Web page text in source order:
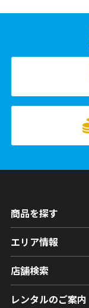
商品を探す
エリア情報
店舗検索
レンタルのご案内